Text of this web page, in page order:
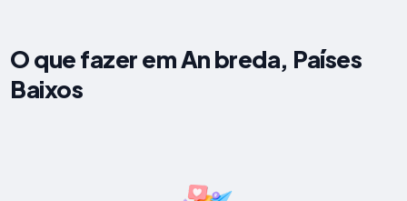
O que fazer em An breda, Países
Baixos